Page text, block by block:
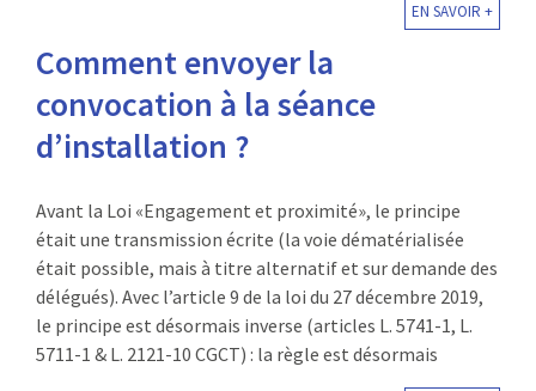
EN SAVOIR +
Comment envoyer la
convocation à la séance
d’installation ?
Avant la Loi «Engagement et proximité», le principe
était une transmission écrite (la voie dématérialisée
était possible, mais à titre alternatif et sur demande des
délégués). Avec l’article 9 de la loi du 27 décembre 2019,
le principe est désormais inverse (articles L. 5741-1, L.
5711-1 & L. 2121-10 CGCT) : la règle est désormais